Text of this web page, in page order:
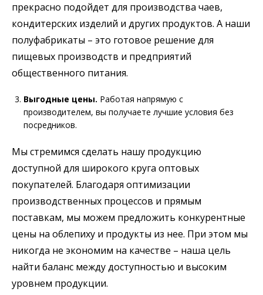
прекрасно подойдет для производства чаев,
кондитерских изделий и других продуктов. А наши
полуфабрикаты – это готовое решение для
пищевых производств и предприятий
общественного питания.
Выгодные цены. Работая напрямую с
производителем, вы получаете лучшие условия без
посредников.
Мы стремимся сделать нашу продукцию
доступной для широкого круга оптовых
покупателей. Благодаря оптимизации
производственных процессов и прямым
поставкам, мы можем предложить конкурентные
цены на облепиху и продукты из нее. При этом мы
никогда не экономим на качестве – наша цель
найти баланс между доступностью и высоким
уровнем продукции.